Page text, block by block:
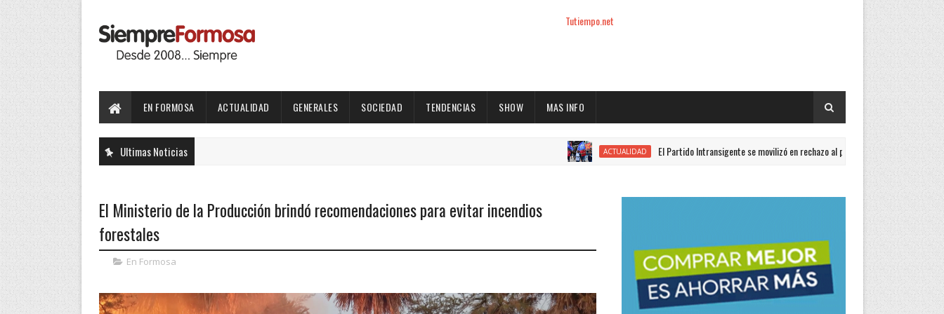
Tutiempo.net
EN FORMOSA ACTUALIDAD GENERALES SOCIEDAD TENDENCIAS SHOW MAS INFO
Ultimas Noticias ACTUALIDAD El Partido Intransigente se movilizó en rechazo al proyecto de Ley de Propiedad Privada
El Ministerio de la Producción brindó recomendaciones para evitar incendios
forestales
En Formosa